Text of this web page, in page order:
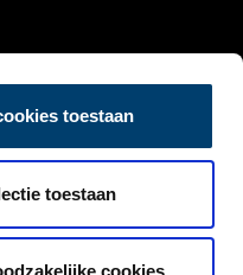
toestaan
toestaan
cookies